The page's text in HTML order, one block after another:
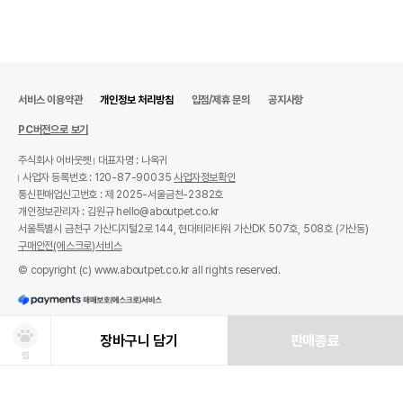
찜
장바구니 담기 판매종료
서비스 이용약관 개인정보 처리방침 입점/제휴 문의 공지사항
PC버전으로 보기
주식회사 어바웃펫
대표자명 : 나옥귀
사업자 등록번호 : 120-87-90035사업자정보확인
통신판매업신고번호 : 제 2025-서울금천-2382호
개인정보관리자 : 김원규 hello@aboutpet.co.kr
서울특별시 금천구 가산디지털2로 144, 현대테라타워 가산DK 507호, 508호 (가산동)
구매안전(에스크로)서비스
© copyright (c) www.aboutpet.co.kr all rights reserved.